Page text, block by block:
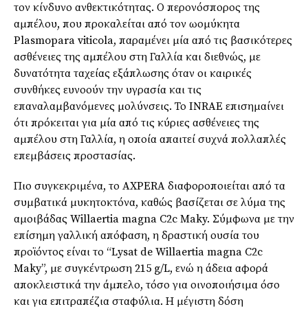
τον κίνδυνο ανθεκτικότητας. Ο περονόσπορος της
αμπέλου, που προκαλείται από τον ωομύκητα
Plasmopara viticola, παραμένει μία από τις βασικότερες
ασθένειες της αμπέλου στη Γαλλία και διεθνώς, με
δυνατότητα ταχείας εξάπλωσης όταν οι καιρικές
συνθήκες ευνοούν την υγρασία και τις
επαναλαμβανόμενες μολύνσεις. Το INRAE επισημαίνει
ότι πρόκειται για μία από τις κύριες ασθένειες της
αμπέλου στη Γαλλία, η οποία απαιτεί συχνά πολλαπλές
επεμβάσεις προστασίας.
Πιο συγκεκριμένα, το AXPERA διαφοροποιείται από τα
συμβατικά μυκητοκτόνα, καθώς βασίζεται σε λύμα της
αμοιβάδας Willaertia magna C2c Maky. Σύμφωνα με την
επίσημη γαλλική απόφαση, η δραστική ουσία του
προϊόντος είναι το “Lysat de Willaertia magna C2c
Maky”, με συγκέντρωση 215 g/L, ενώ η άδεια αφορά
αποκλειστικά την άμπελο, τόσο για οινοποιήσιμα όσο
και για επιτραπέζια σταφύλια. Η μέγιστη δόση